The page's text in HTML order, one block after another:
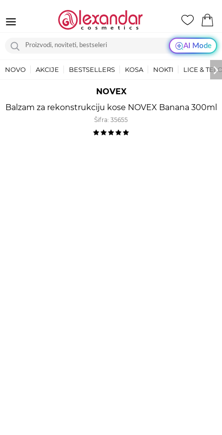
AI Mode
NOVO AKCIJE BESTSELLERS KOSA NOKTI LICE &
NOVEX
Balzam za rekonstrukciju kose NOVEX Banana 300ml
Šifra: 35655